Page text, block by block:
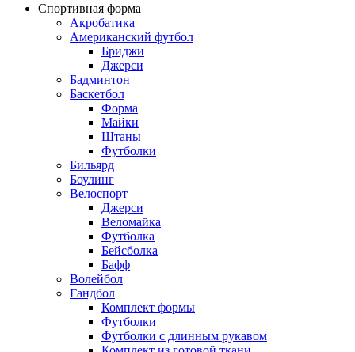
Спортивная форма
Акробатика
Американский футбол
Бриджи
Джерси
Бадминтон
Баскетбол
Форма
Майки
Штаны
Футболки
Бильярд
Боулинг
Велоспорт
Джерси
Веломайка
Футболка
Бейсболка
Бафф
Волейбол
Гандбол
Комплект формы
Футболки
Футболки с длинным рукавом